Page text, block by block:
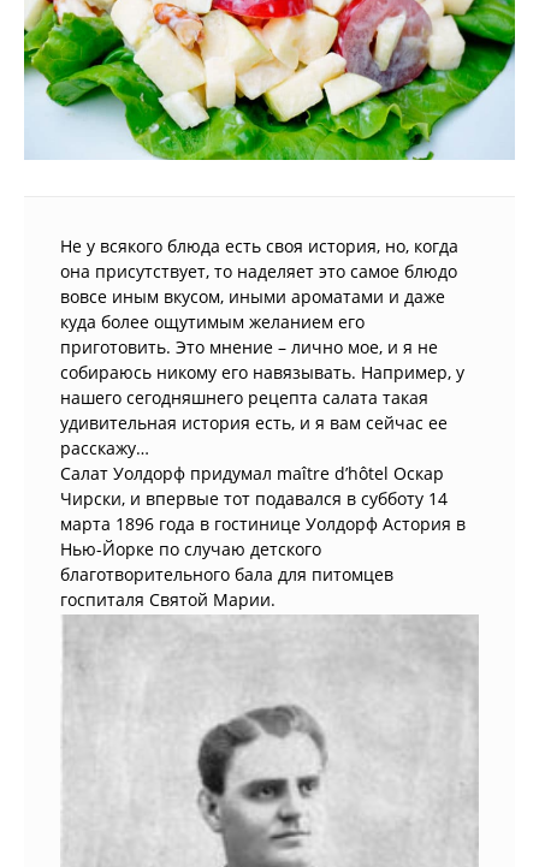
Не у всякого блюда есть своя история, но, когда
она присутствует, то наделяет это самое блюдо
вовсе иным вкусом, иными ароматами и даже
куда более ощутимым желанием его
приготовить. Это мнение – лично мое, и я не
собираюсь никому его навязывать. Например, у
нашего сегодняшнего рецепта салата такая
удивительная история есть, и я вам сейчас ее
расскажу…
Салат Уолдорф придумал maître d’hôtel Оскар
Чирски, и впервые тот подавался в субботу 14
марта 1896 года в гостинице Уолдорф Астория в
Нью-Йорке по случаю детского
благотворительного бала для питомцев
госпиталя Святой Марии.